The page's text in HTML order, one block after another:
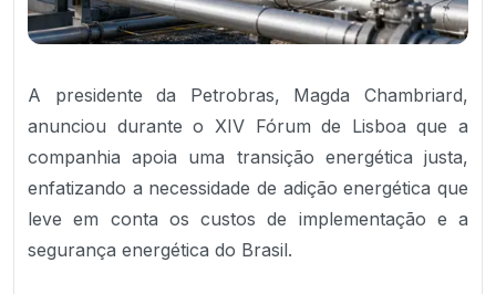
A presidente da Petrobras, Magda Chambriard,
anunciou durante o XIV Fórum de Lisboa que a
companhia apoia uma transição energética justa,
enfatizando a necessidade de adição energética que
leve em conta os custos de implementação e a
segurança energética do Brasil.